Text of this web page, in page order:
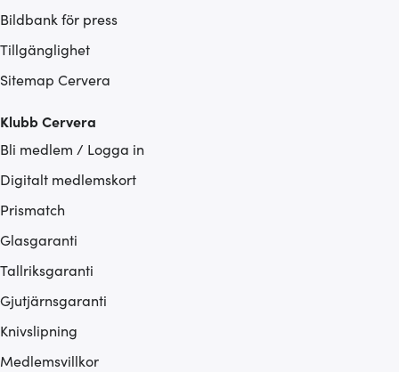
Bildbank för press
Tillgänglighet
Sitemap Cervera
Klubb Cervera
Bli medlem / Logga in
Digitalt medlemskort
Prismatch
Glasgaranti
Tallriksgaranti
Gjutjärnsgaranti
Knivslipning
Medlemsvillkor